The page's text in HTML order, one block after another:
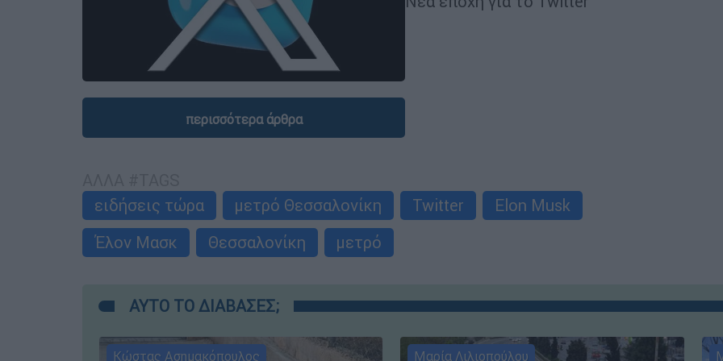
περισσότερα άρθρα
ειδήσεις τώρα
μετρό Θεσσαλονίκη Twitter
Elon Musk
Έλον Μασκ
Θεσσαλονίκη μετρό
ΑΥΤΟ ΤΟ ΔΙΑΒΑΣΕΣ;
Κώστας Ασημακόπουλος Μαρία Λιλιοπούλου